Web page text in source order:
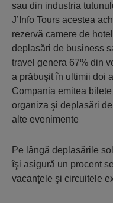
sau din industria
J’Info Tours acestea
rezervă camere de
deplasări de business
travel genera 67% din
a prăbuşit în ultimii doi
Compania emitea
organiza şi deplasări
alte evenimente
Pe lângă deplasările
îşi asigură un procent
vacanţele şi circuitele